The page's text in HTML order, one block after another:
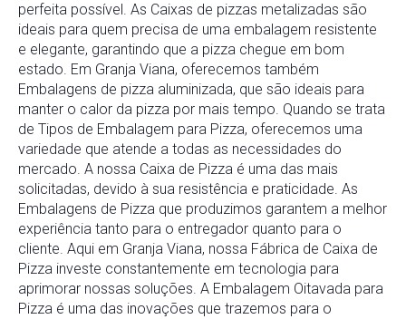
perfeita possível. As Caixas de pizzas metalizadas são
ideais para quem precisa de uma embalagem resistente
e elegante, garantindo que a pizza chegue em bom
estado. Em Granja Viana, oferecemos também
Embalagens de pizza aluminizada, que são ideais para
manter o calor da pizza por mais tempo. Quando se trata
de Tipos de Embalagem para Pizza, oferecemos uma
variedade que atende a todas as necessidades do
mercado. A nossa Caixa de Pizza é uma das mais
solicitadas, devido à sua resistência e praticidade. As
Embalagens de Pizza que produzimos garantem a melhor
experiência tanto para o entregador quanto para o
cliente. Aqui em Granja Viana, nossa Fábrica de Caixa de
Pizza investe constantemente em tecnologia para
aprimorar nossas soluções. A Embalagem Oitavada para
Pizza é uma das inovações que trazemos para o